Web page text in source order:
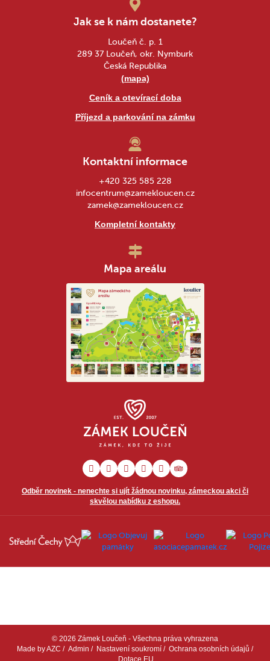
Jak se k nám dostanete?
Loučeň č. p. 1
289 37 Loučeň, okr. Nymburk
Česká Republika
(mapa)
Ceník a otevírací doba
Příjezd a parkování na zámku
Odběr novinek - nenechte si ujít žádnou novinku, zámeckou akci či
skvělou nabídku z eshopu.
Kontaktní informace
+420 325 585 228
infocentrum@zamekloucen.cz
zamek@zamekloucen.cz
Kompletní kontakty
Mapa areálu
© 2026 Zámek Loučeň - Všechna práva vyhrazena
Made byAZC / Admin / Nastavení soukromí / Ochrana osobních údajů /
Dotace EU